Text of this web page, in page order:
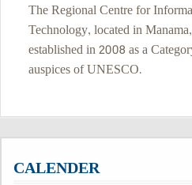
The Regional Centre for
Technology, located in
established in 2008 as a
auspices of UNESCO.
CALENDER